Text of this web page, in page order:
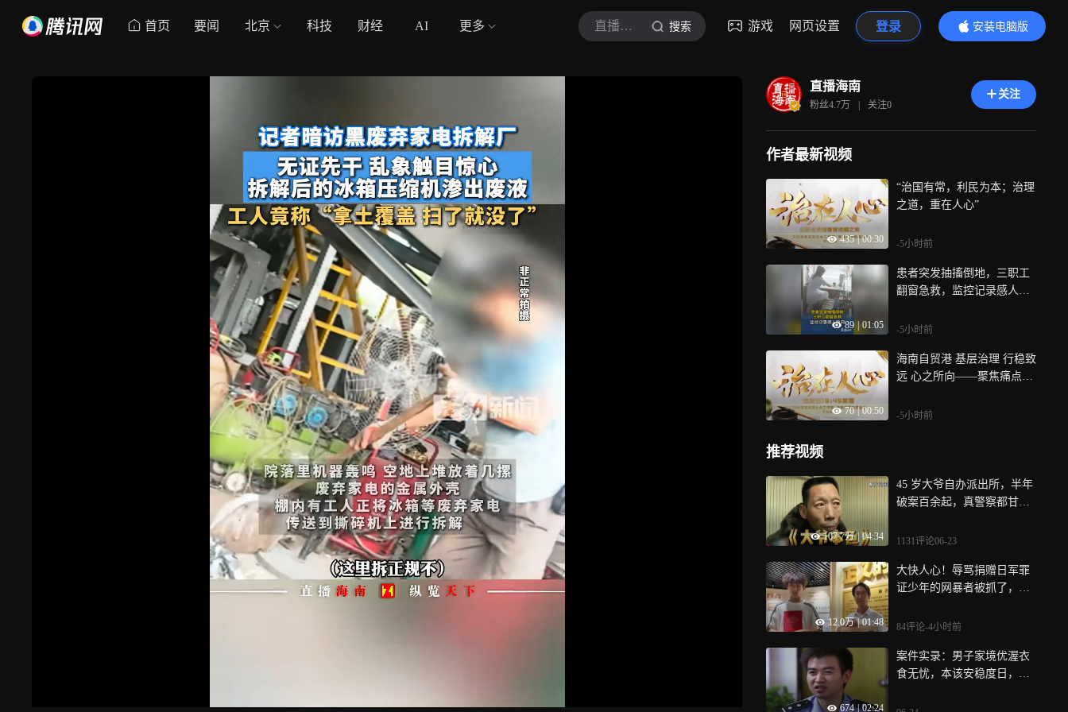
首页 要闻 北京 科技 财经 AI 更多 直播海南 搜索 游戏 网页设置 登录
安装电脑版
内容更精彩
直播海南
粉丝4.7万 | 关注0
关注
作者最新视频
435 | 00:30
“治国有常，利民为本；治理
之道，重在人心”
-5小时前
89 01:05
患者突发抽搐倒地，三职工
翻窗急救，监控记录感人瞬
-5小时前
70 | 00:50
海南自贸港 基层治理 行稳致
远 心之所向——聚焦痛点，
录解题，见证破局； 治之有
治理之变 ，《治在人心》，
8月7日温暖上线！
-5小时前
推荐视频
107.7万 | 04:34
45 岁大爷自办派出所，半年
破案百余起，真警察都甘拜
1131评论06-23
12.0万 | 01:48
大快人心！辱骂捐赠日军罪
证少年的网暴者被抓了，警
84评论-4小时前
674 | 02:24
案件实录：男子家境优渥衣
食无忧，本该安稳度日，却